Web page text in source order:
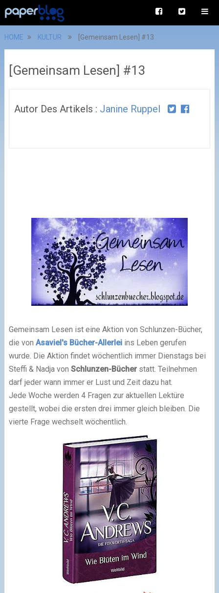
HOME KULTUR [Gemeinsam Lesen] #13
[Gemeinsam Lesen] #13
Autor Des Artikels : Janine Ruppel
Gemeinsam Lesen ist eine Aktion von Schlunzen-Bücher,
die von Asaviel's Bücher-Allerleiins Leben gerufen
wurde. Die Aktion findet wöchentlich immer Dienstags bei
Steffi & Nadja von Schlunzen-Bücherstatt. Teilnehmen
darf jeder wann immer er Lust und Zeit dazu hat.
Jede Woche werden 4 Fragen zur aktuellen Lektüre
gestellt, wobei die ersten drei immer gleich bleiben. Die
vierte Frage wechselt wöchentlich.